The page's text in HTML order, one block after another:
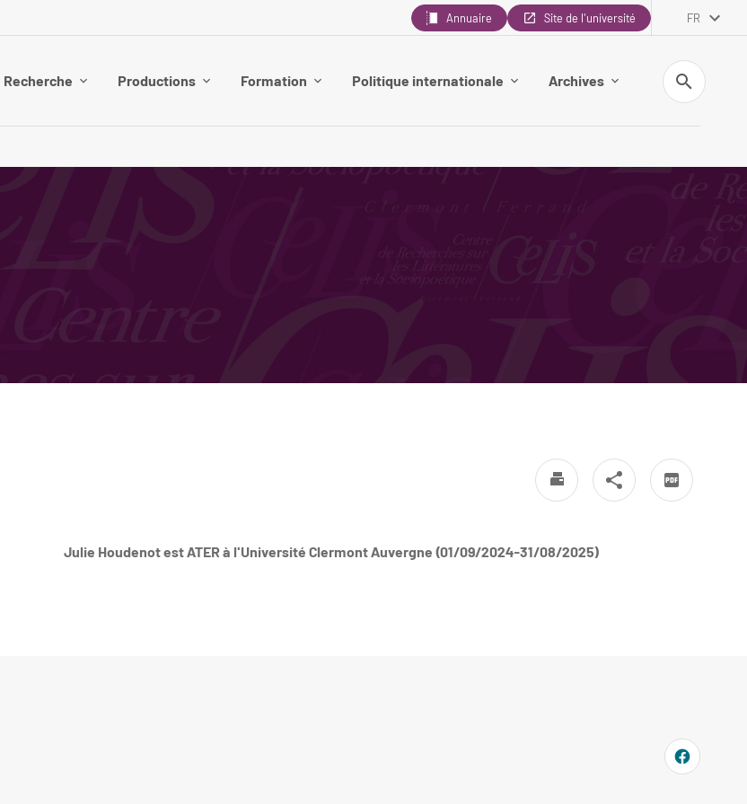
Annuaire Site de l'université FR
Recherche Productions Formation Politique internationale Archives
Recherche
Julie Houdenot est ATER à l'Université Clermont Auvergne (01/09/2024-31/08/2025)